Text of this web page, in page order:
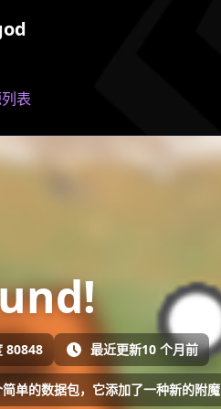
表
80848 最近更新10 个月前
简单的数据包，它添加了一种新的